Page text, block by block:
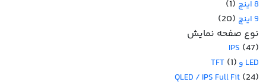
8 اینچ (1)
9 اینچ
(20)
نوع صفحه نمایش
IPS (47)
LED و TFT (1)
QLED / IPS Full Fit (24)